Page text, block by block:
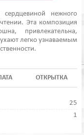
нежного
Эта композиция
привлекательна,
легко узнаваемым
ОТКРЫТКА
25
1